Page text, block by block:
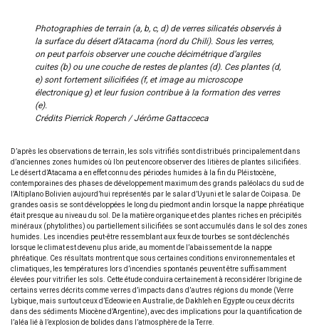
Photographies de terrain (a, b, c, d) de verres silicatés observés à
la surface du désert d’Atacama (nord du Chili). Sous les verres,
on peut parfois observer une couche décimétrique d’argiles
cuites (b) ou une couche de restes de plantes (d). Ces plantes (d,
e) sont fortement silicifiées (f, et image au microscope
électronique g) et leur fusion contribue à la formation des verres
(e).
Crédits Pierrick Roperch / Jérôme Gattacceca
D’après les observations de terrain, les sols vitrifiés sont distribués principalement dans
d’anciennes zones humides où l’on peut encore observer des litières de plantes silicifiées.
Le désert d’Atacama a en effet connu des périodes humides à la fin du Pléistocène,
contemporaines des phases de développement maximum des grands paléolacs du sud de
l’Altiplano Bolivien aujourd’hui représentés par le salar d’Uyuni et le salar de Coipasa. De
grandes oasis se sont développées le long du piedmont andin lorsque la nappe phréatique
était presque au niveau du sol. De la matière organique et des plantes riches en précipités
minéraux (phytolithes) ou partiellement silicifiées se sont accumulés dans le sol des zones
humides. Les incendies peut-être ressemblant aux feux de tourbes se sont déclenchés
lorsque le climat est devenu plus aride, au moment de l’abaissement de la nappe
phréatique. Ces résultats montrent que sous certaines conditions environnementales et
climatiques, les températures lors d’incendies spontanés peuvent être suffisamment
élevées pour vitrifier les sols. Cette étude conduira certainement à reconsidérer l’origine de
certains verres décrits comme verres d’impacts dans d’autres régions du monde (Verre
Lybique, mais surtout ceux d’Edeowie en Australie, de Dakhleh en Egypte ou ceux décrits
dans des sédiments Miocène d’Argentine), avec des implications pour la quantification de
l’aléa lié à l’explosion de bolides dans l’atmosphère de la Terre.